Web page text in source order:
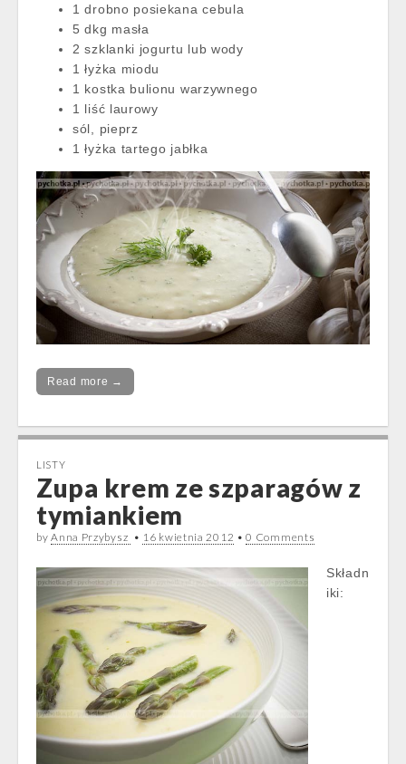
1 drobno posiekana cebula
5 dkg masła
2 szklanki jogurtu lub wody
1 łyżka miodu
1 kostka bulionu warzywnego
1 liść laurowy
sól, pieprz
1 łyżka tartego jabłka
Read more →
LISTY
Zupa krem ze szparagów z
tymiankiem
byAnna Przybysz • 16 kwietnia 2012 •0 Comments
Składn
iki: